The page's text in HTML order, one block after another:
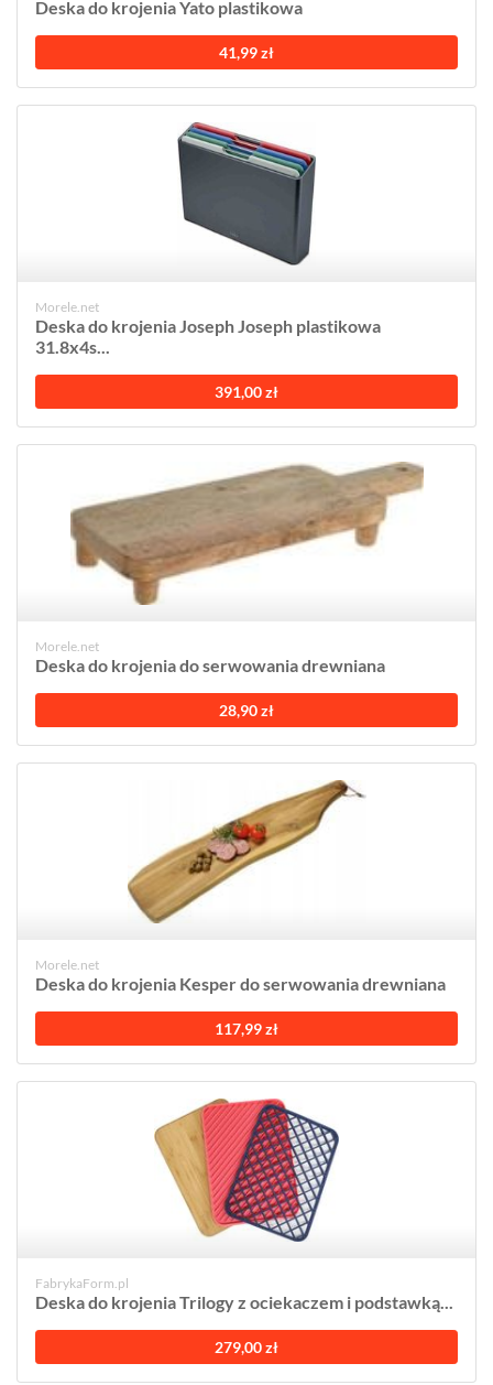
Deska do krojenia Yato plastikowa
41,99 zł
Morele.net
Deska do krojenia Joseph Joseph plastikowa
31.8x4s...
391,00 zł
Morele.net
Deska do krojenia do serwowania drewniana
28,90 zł
Morele.net
Deska do krojenia Kesper do serwowania drewniana
117,99 zł
FabrykaForm.pl
Deska do krojenia Trilogy z ociekaczem i podstawką...
279,00 zł